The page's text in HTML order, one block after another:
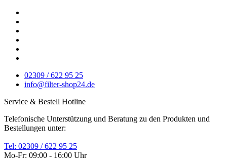
02309 / 622 95 25
info@filter-shop24.de
Service & Bestell Hotline
Telefonische Unterstützung und Beratung zu den Produkten und
Bestellungen unter:
Tel: 02309 / 622 95 25
Mo-Fr: 09:00 - 16:00 Uhr